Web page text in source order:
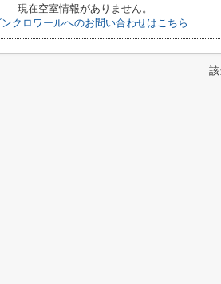
現在空室情報がありません。
ンクロワールへのお問い合わせはこちら